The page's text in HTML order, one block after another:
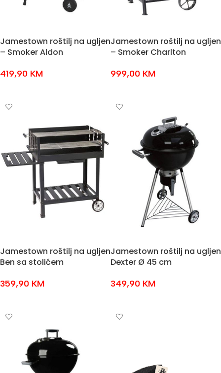
Jamestown roštilj na ugljen
– Smoker Aldon
419,90 KM
Jamestown roštilj na ugljen
– Smoker Charlton
999,00 KM
Jamestown roštilj na ugljen
Ben sa stolićem
359,90 KM
Jamestown roštilj na ugljen
Dexter Ø 45 cm
349,90 KM